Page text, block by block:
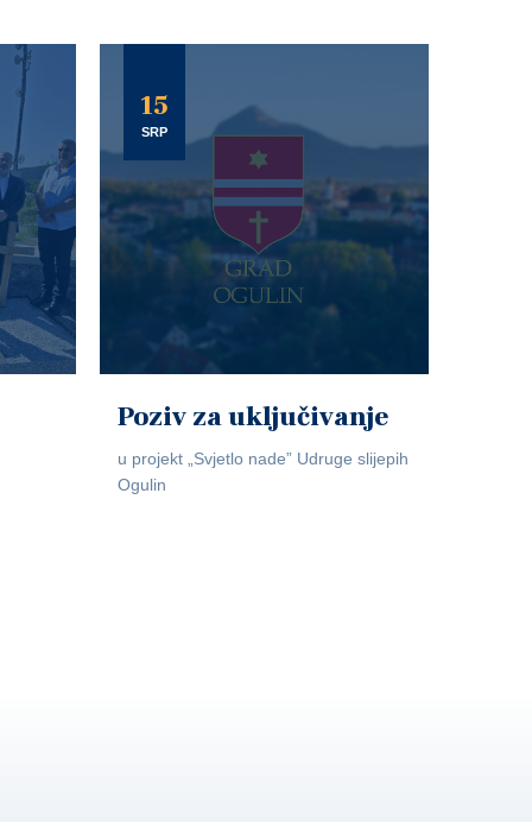
15
SRP
Poziv za uključivanje
u projekt „Svjetlo nade” Udruge slijepih
Ogulin